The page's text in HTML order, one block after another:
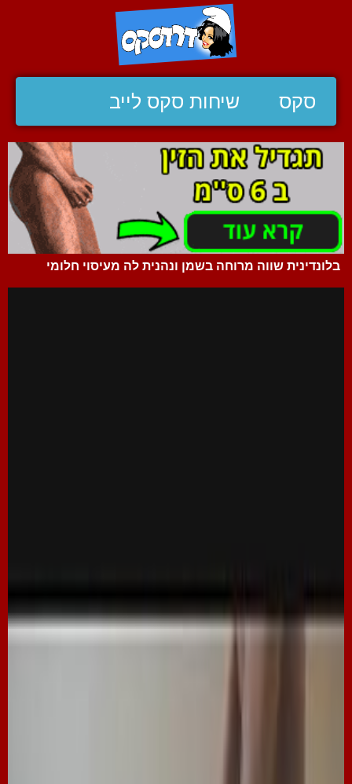
סקס שיחות סקס לייב
בלונדינית שווה מרוחה בשמן ונהנית לה מעיסוי חלומי